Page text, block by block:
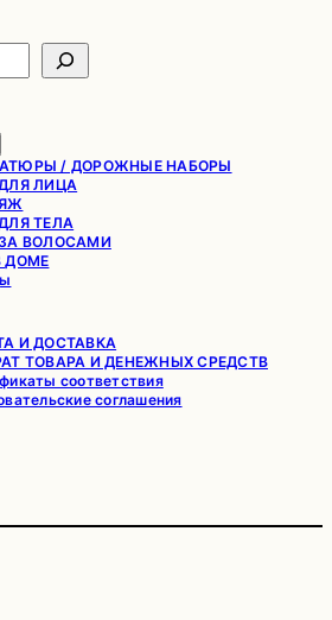
/ ДОРОЖНЫЕ НАБОРЫ
ЛИЦА
ТЕЛА
ВОЛОСАМИ
ДОМЕ
И ДОСТАВКА
ТОВАРА И ДЕНЕЖНЫХ СРЕДСТВ
соответствия
соглашения